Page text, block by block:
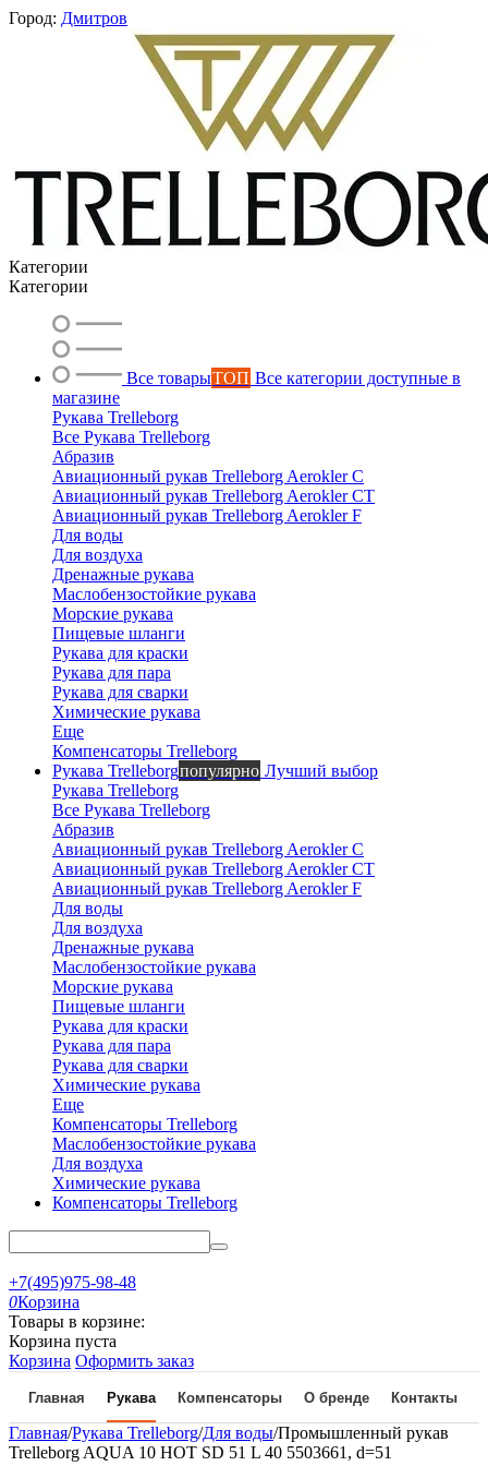
Город: Дмитров
Категории
Категории
Все товарыТОП Все категории доступные в
магазине
Рукава Trelleborg
Все Рукава Trelleborg
Абразив
Авиационный рукав Trelleborg Aerokler C
Авиационный рукав Trelleborg Aerokler CT
Авиационный рукав Trelleborg Aerokler F
Для воды
Для воздуха
Дренажные рукава
Маслобензостойкие рукава
Морские рукава
Пищевые шланги
Рукава для краски
Рукава для пара
Рукава для сварки
Химические рукава
Еще
Компенсаторы Trelleborg
Рукава Trelleborgпопулярно Лучший выбор
Рукава Trelleborg
Все Рукава Trelleborg
Абразив
Авиационный рукав Trelleborg Aerokler C
Авиационный рукав Trelleborg Aerokler CT
Авиационный рукав Trelleborg Aerokler F
Для воды
Для воздуха
Дренажные рукава
Маслобензостойкие рукава
Морские рукава
Пищевые шланги
Рукава для краски
Рукава для пара
Рукава для сварки
Химические рукава
Еще
Компенсаторы Trelleborg
Маслобензостойкие рукава
Для воздуха
Химические рукава
Компенсаторы Trelleborg
+7(495)975-98-48
0Корзина
Товары в корзине:
Корзина пуста
Корзина Оформить заказ
Главная Рукава Компенсаторы О бренде Контакты
Главная/Рукава Trelleborg/Для воды/Промышленный рукав
Trelleborg AQUA 10 HOT SD 51 L 40 5503661, d=51
Вероника
онлайн